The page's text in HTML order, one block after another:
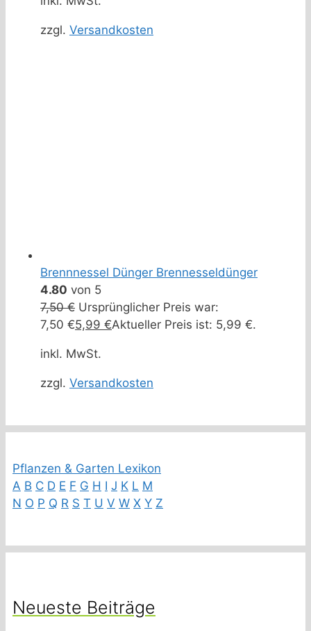
zzgl. Versandkosten
Brennnessel Dünger Brennesseldünger
4.80 von 5
7,50€ Ursprünglicher Preis war:
7,50 €5,99 €Aktueller Preis ist: 5,99 €.
inkl. MwSt.
zzgl. Versandkosten
Pflanzen & Garten Lexikon
A B C D E F G H I J K L M
N O P Q R S T U V W X Y Z
Neueste Beiträge